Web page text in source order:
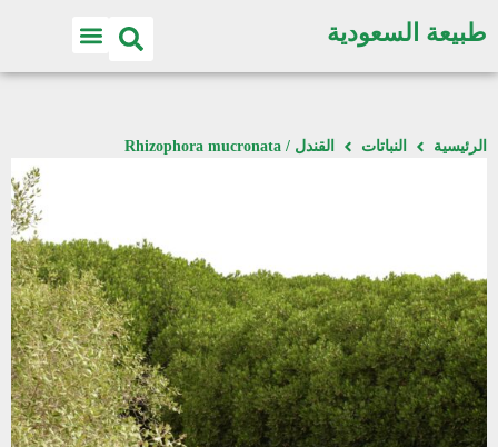
طبيعة السعودية
الرئيسية النباتات القندل / Rhizophora mucronata